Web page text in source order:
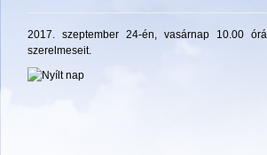
2017. szeptember 24-én, vasárnap 10.00
szerelmeseit.